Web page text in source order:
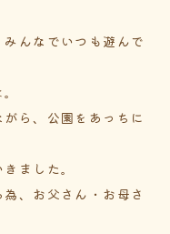
んなでいつも遊んで
ら、公園をあっちに
ました。
、お父さん・お母さ